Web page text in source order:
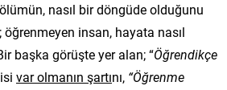
nasıl bir döngüde olduğunu
insan, hayata nasıl
başka görüşte yer alan; “Öğrendikçe
var olmanın şartını, “Öğrenme